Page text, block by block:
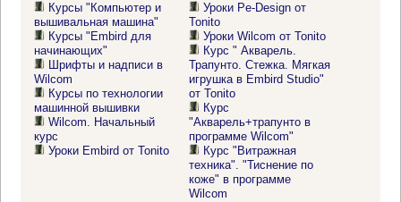
Курсы "Компьютер и
вышивальная машина"
Курсы "Embird для
начинающих"
Шрифты и надписи в
Wilcom
Курсы по технологии
машинной вышивки
Wilcom. Начальный
курс
Уроки Embird от Tonito
Уроки Pe-Design от
Tonito
Уроки Wilcom от Tonito
Курс " Акварель.
Трапунто. Стежка. Мягкая
игрушка в Embird Studio"
от Tonito
Курс
"Акварель+трапунто в
программе Wilcom"
Курс "Витражная
техника". "Тиснение по
коже" в программе
Wilcom